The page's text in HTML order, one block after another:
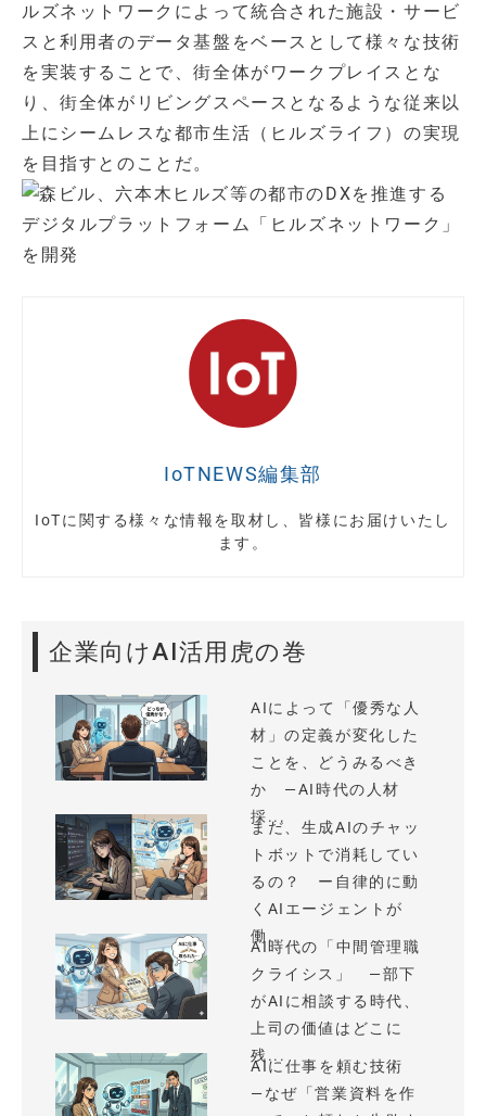
ルズネットワークによって統合された施設・サービ
スと利用者のデータ基盤をベースとして様々な技術
を実装することで、街全体がワークプレイスとな
り、街全体がリビングスペースとなるような従来以
上にシームレスな都市生活（ヒルズライフ）の実現
を目指すとのことだ。
IoTNEWS編集部
IoTに関する様々な情報を取材し、皆様にお届けいたし
ます。
企業向けAI活用虎の巻
AIによって「優秀な人
材」の定義が変化した
ことを、どうみるべき
か —AI時代の人材
採...
まだ、生成AIのチャッ
トボットで消耗してい
るの？ ー自律的に動
くAIエージェントが
働...
AI時代の「中間管理職
クライシス」 —部下
がAIに相談する時代、
上司の価値はどこに
残...
AIに仕事を頼む技術
—なぜ「営業資料を作